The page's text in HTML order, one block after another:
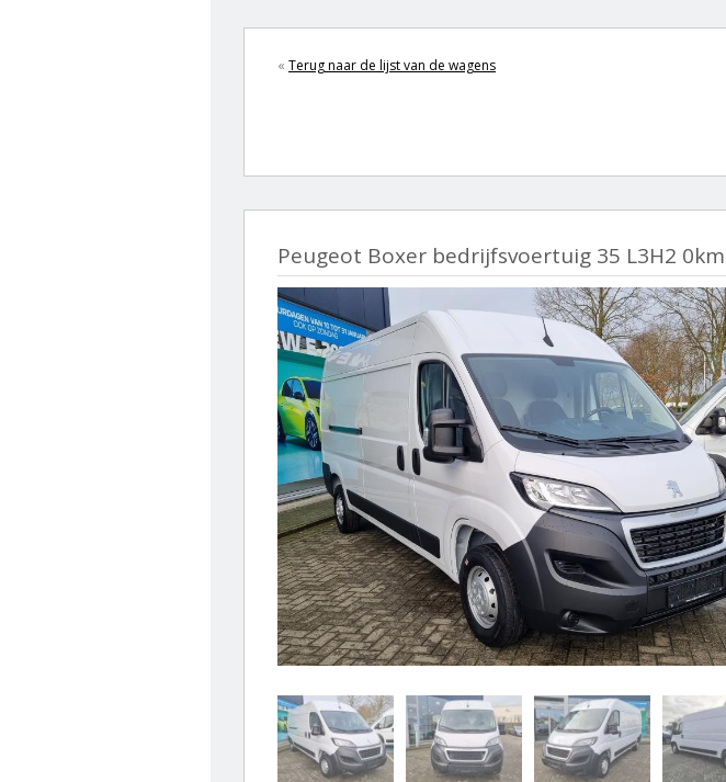
« Terug naar de lijst van de wagens
Peugeot Boxer bedrijfsvoertuig 35 L3H2